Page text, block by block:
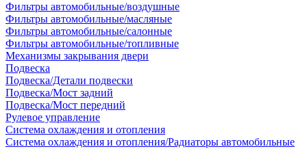
Фильтры автомобильные/воздушные
Фильтры автомобильные/масляные
Фильтры автомобильные/салонные
Фильтры автомобильные/топливные
Механизмы закрывания двери
Подвеска
Подвеска/Детали подвески
Подвеска/Мост задний
Подвеска/Мост передний
Рулевое управление
Система охлаждения и отопления
Система охлаждения и отопления/Радиаторы автомобильные